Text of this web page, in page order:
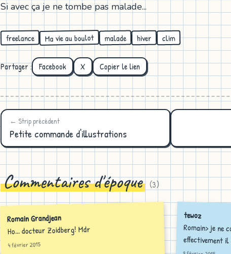
Si avec ça je ne tombe pas malade...
freelance Ma vie au boulot malade hiver clim
Partager : Facebook X Copier le lien
← Strip précédent
Petite commande d'illustrations
Commentaires d'époque (3)
Romain Grandjean
Ho... docteur Zoidberg! Mdr
4 février 2015
tewoz
Romain> je ne
effectivement